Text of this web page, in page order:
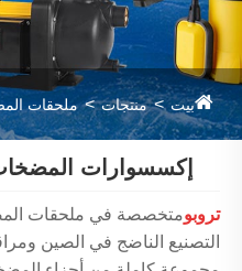
بيت منتجات ملحقات
إكسسوارات
تروبومتخصصة في ملحقات
التصنيع الناضج في الصين